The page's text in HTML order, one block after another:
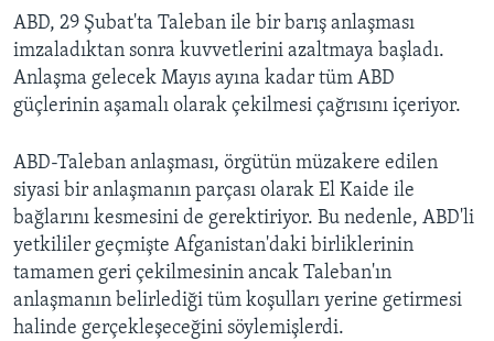
ABD, 29 Şubat'ta Taleban ile bir barış anlaşması
imzaladıktan sonra kuvvetlerini azaltmaya başladı.
Anlaşma gelecek Mayıs ayına kadar tüm ABD
güçlerinin aşamalı olarak çekilmesi çağrısını içeriyor.
ABD-Taleban anlaşması, örgütün müzakere edilen
siyasi bir anlaşmanın parçası olarak El Kaide ile
bağlarını kesmesini de gerektiriyor. Bu nedenle, ABD'li
yetkililer geçmişte Afganistan'daki birliklerinin
tamamen geri çekilmesinin ancak Taleban'ın
anlaşmanın belirlediği tüm koşulları yerine getirmesi
halinde gerçekleşeceğini söylemişlerdi.